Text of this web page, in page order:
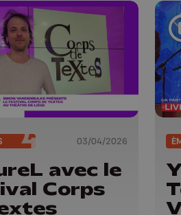
03/04/2026
avec le
Corps